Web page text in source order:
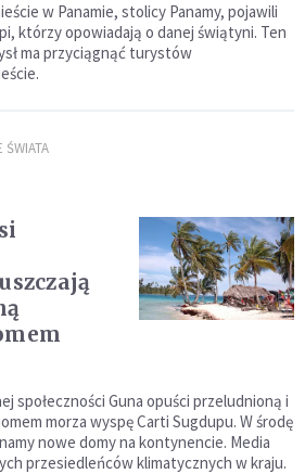
w Panamie, stolicy Panamy, pojawili
którzy opowiadają o danej świątyni. Ten
ma przyciągnąć turystów
ŚWIATA
społeczności Guna opuści przeludnioną i
morza wyspę Carti Sugdupu. W środę
nowe domy na kontynencie. Media
przesiedleńców klimatycznych w kraju.